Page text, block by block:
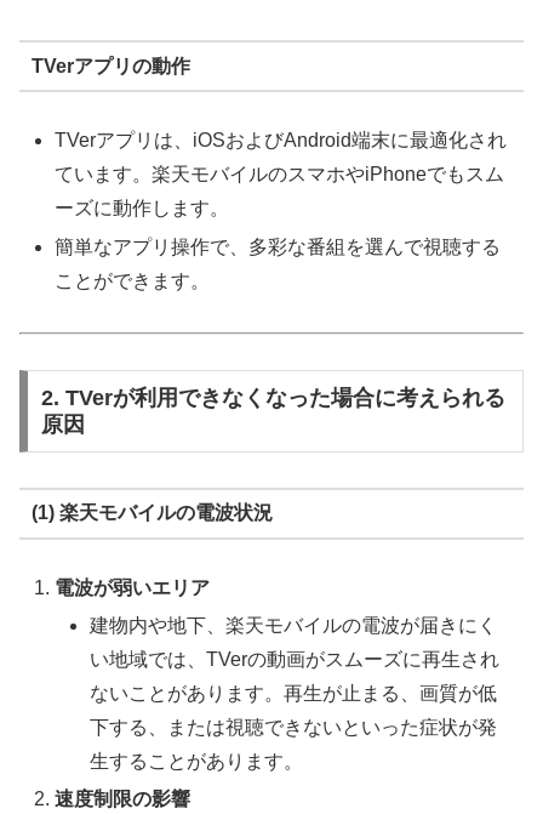
TVerアプリの動作
TVerアプリは、iOSおよびAndroid端末に最適化され
ています。楽天モバイルのスマホやiPhoneでもスム
ーズに動作します。
簡単なアプリ操作で、多彩な番組を選んで視聴する
ことができます。
2. TVerが利用できなくなった場合に考えられる
原因
(1) 楽天モバイルの電波状況
電波が弱いエリア
建物内や地下、楽天モバイルの電波が届きにく
い地域では、TVerの動画がスムーズに再生され
ないことがあります。再生が止まる、画質が低
下する、または視聴できないといった症状が発
生することがあります。
速度制限の影響